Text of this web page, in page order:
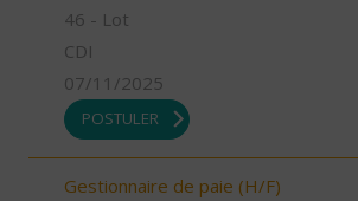
46 - Lot
CDI
07/11/2025
POSTULER
Gestionnaire de paie (H/F)